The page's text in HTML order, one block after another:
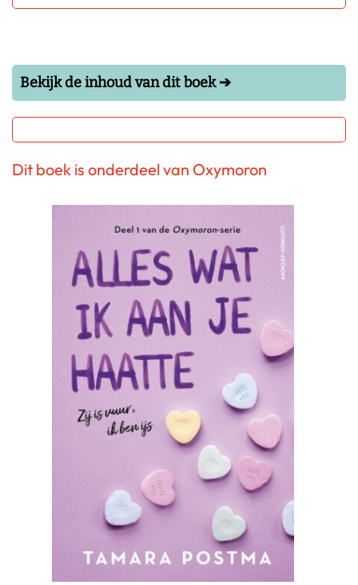
Bekijk de inhoud van dit boek ➔
Dit boek is onderdeel van Oxymoron